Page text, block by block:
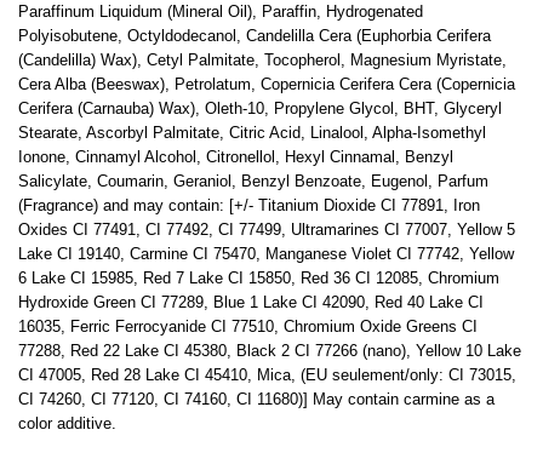
Paraffinum Liquidum (Mineral Oil), Paraffin, Hydrogenated
Polyisobutene, Octyldodecanol, Candelilla Cera (Euphorbia Cerifera
(Candelilla) Wax), Cetyl Palmitate, Tocopherol, Magnesium Myristate,
Cera Alba (Beeswax), Petrolatum, Copernicia Cerifera Cera (Copernicia
Cerifera (Carnauba) Wax), Oleth-10, Propylene Glycol, BHT, Glyceryl
Stearate, Ascorbyl Palmitate, Citric Acid, Linalool, Alpha-Isomethyl
Ionone, Cinnamyl Alcohol, Citronellol, Hexyl Cinnamal, Benzyl
Salicylate, Coumarin, Geraniol, Benzyl Benzoate, Eugenol, Parfum
(Fragrance) and may contain: [+/- Titanium Dioxide CI 77891, Iron
Oxides CI 77491, CI 77492, CI 77499, Ultramarines CI 77007, Yellow 5
Lake CI 19140, Carmine CI 75470, Manganese Violet CI 77742, Yellow
6 Lake CI 15985, Red 7 Lake CI 15850, Red 36 CI 12085, Chromium
Hydroxide Green CI 77289, Blue 1 Lake CI 42090, Red 40 Lake CI
16035, Ferric Ferrocyanide CI 77510, Chromium Oxide Greens CI
77288, Red 22 Lake CI 45380, Black 2 CI 77266 (nano), Yellow 10 Lake
CI 47005, Red 28 Lake CI 45410, Mica, (EU seulement/only: CI 73015,
CI 74260, CI 77120, CI 74160, CI 11680)] May contain carmine as a
color additive.